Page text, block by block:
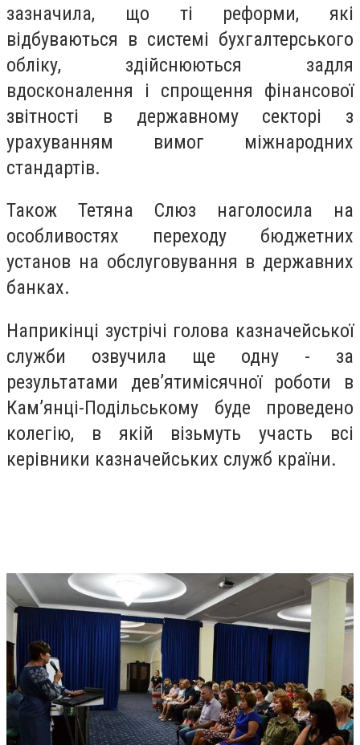
зазначила, що ті реформи, які
відбуваються в системі бухгалтерського
обліку, здійснюються задля
вдосконалення і спрощення фінансової
звітності в державному секторі з
урахуванням вимог міжнародних
стандартів.
Також Тетяна Слюз наголосила на
особливостях переходу бюджетних
установ на обслуговування в державних
банках.
Наприкінці зустрічі голова казначейської
служби озвучила ще одну - за
результатами дев’ятимісячної роботи в
Кам’янці-Подільському буде проведено
колегію, в якій візьмуть участь всі
керівники казначейських служб країни.